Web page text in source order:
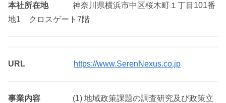
本社所在地神奈川県横浜市中区桜木町１丁目101番
地1 クロスゲート7階
URL https://www.SerenNexus.co.jp
事業内容 (1) 地域政策課題の調査研究及び政策立